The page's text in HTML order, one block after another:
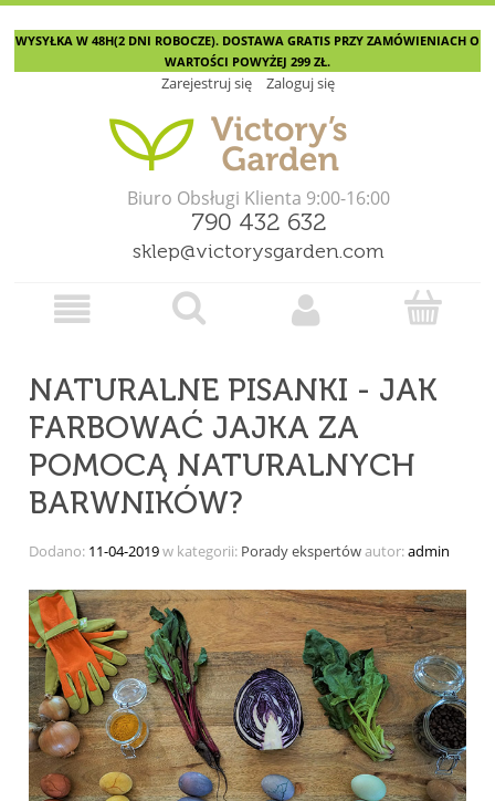
WYSYŁKA W 48H(2 DNI ROBOCZE). DOSTAWA GRATIS PRZY ZAMÓWIENIACH O
WARTOŚCI POWYŻEJ 299 ZŁ.
Zarejestruj się Zaloguj się
Biuro Obsługi Klienta 9:00-16:00
790 432 632
sklep@victorysgarden.com
NATURALNE PISANKI - JAK
FARBOWAĆ JAJKA ZA
POMOCĄ NATURALNYCH
BARWNIKÓW?
Dodano: 11-04-2019w kategorii: Porady ekspertówautor:admin